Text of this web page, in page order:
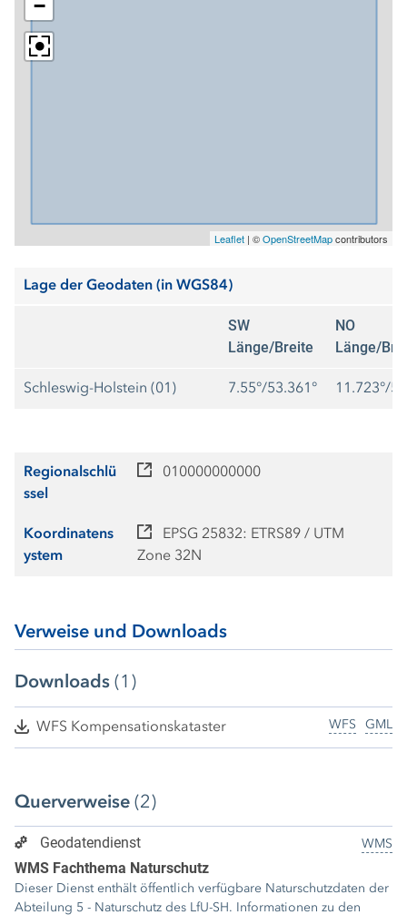
Erfassungstiefe und -intensität. Auf eine inhomogene
Datenlage wird hiermit hingewiesen. Eine unmittelbare
−
Leaflet | ©OpenStreetMapcontributors
Lage der Geodaten (in WGS84)
SW
Länge/Breite
NO
Länge/
Schleswig-Holstein (01) 7.55°/53.361° 11.723°/
Regionalschlü
ssel
010000000000
Koordinatens
ystem
EPSG 25832: ETRS89 / UTM
Zone 32N
Verweise und Downloads
Downloads (1)
GML
WFS
WFS Kompensationskataster
Querverweise (2)
WMS
Geodatendienst
WMS Fachthema Naturschutz
Dieser Dienst enthält öffentlich verfügbare Naturschutzdaten der
Abteilung 5 - Naturschutz des LfU-SH. Informationen zu den